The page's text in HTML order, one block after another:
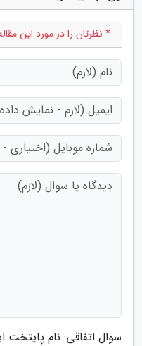
* نظرتان را در مورد این
سوال اتفاقی: نام